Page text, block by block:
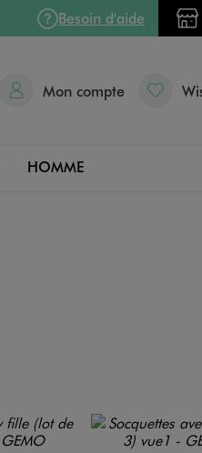
Besoin d'aide
Mon compte
HOMME